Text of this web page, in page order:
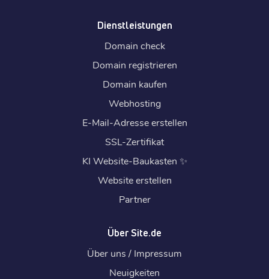
Dienstleistungen
Domain check
Domain registrieren
Domain kaufen
Webhosting
E-Mail-Adresse erstellen
SSL-Zertifikat
KI Website-Baukasten ✨
Website erstellen
Partner
Über Site.de
Über uns / Impressum
Neuigkeiten